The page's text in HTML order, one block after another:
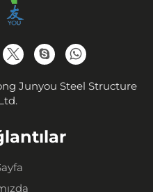
Junyou Steel Structure